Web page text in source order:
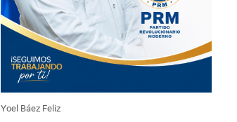
Yoel Báez Feliz